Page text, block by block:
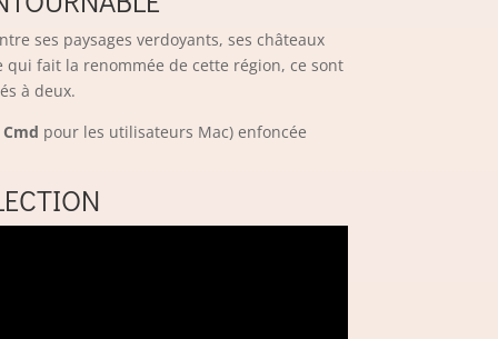
ses paysages verdoyants, ses châteaux
fait la renommée de cette région, ce sont
à deux.
Cmd pour les utilisateurs Mac) enfoncée